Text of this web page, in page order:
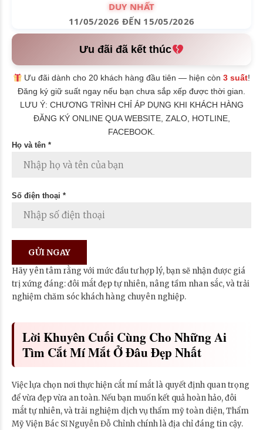
DUY NHẤT
11/05/2026 ĐẾN 15/05/2026
Ưu đãi đã kết thúc
Ưu đãi dành cho 20 khách hàng đầu tiên — hiện còn3 suất!
Đăng ký giữ suất ngay nếu bạn chưa sắp xếp được thời gian.
LƯU Ý: CHƯƠNG TRÌNH CHỈ ÁP DỤNG KHI KHÁCH HÀNG
ĐĂNG KÝ ONLINE QUA WEBSITE, ZALO, HOTLINE,
FACEBOOK.
Họ và tên *
Số điện thoại *
Hãy yên tâm rằng với mức đầu tư hợp lý, bạn sẽ nhận được giá
trị xứng đáng: đôi mắt đẹp tự nhiên, nâng tầm nhan sắc, và trải
nghiệm chăm sóc khách hàng chuyên nghiệp.
Lời Khuyên Cuối Cùng Cho Những Ai
Tìm Cắt Mí Mắt Ở Đâu Đẹp Nhất
Việc lựa chọn nơi thực hiện cắt mí mắt là quyết định quan trọng
để vừa đẹp vừa an toàn. Nếu bạn muốn kết quả hoàn hảo, đôi
mắt tự nhiên, và trải nghiệm dịch vụ thẩm mỹ toàn diện, Thẩm
Mỹ Viện Bác Sĩ Nguyễn Đỗ Chỉnh chính là địa chỉ đáng tin cậy.